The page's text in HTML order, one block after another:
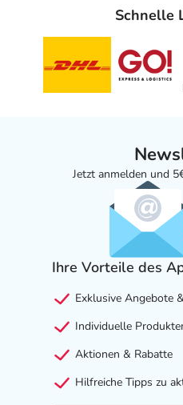
Schnelle
Jetzt anmelden und
Ihre Vorteile des
Exklusive Angebote
Individuelle
Aktionen & Rabatte
Hilfreiche Tipps zu